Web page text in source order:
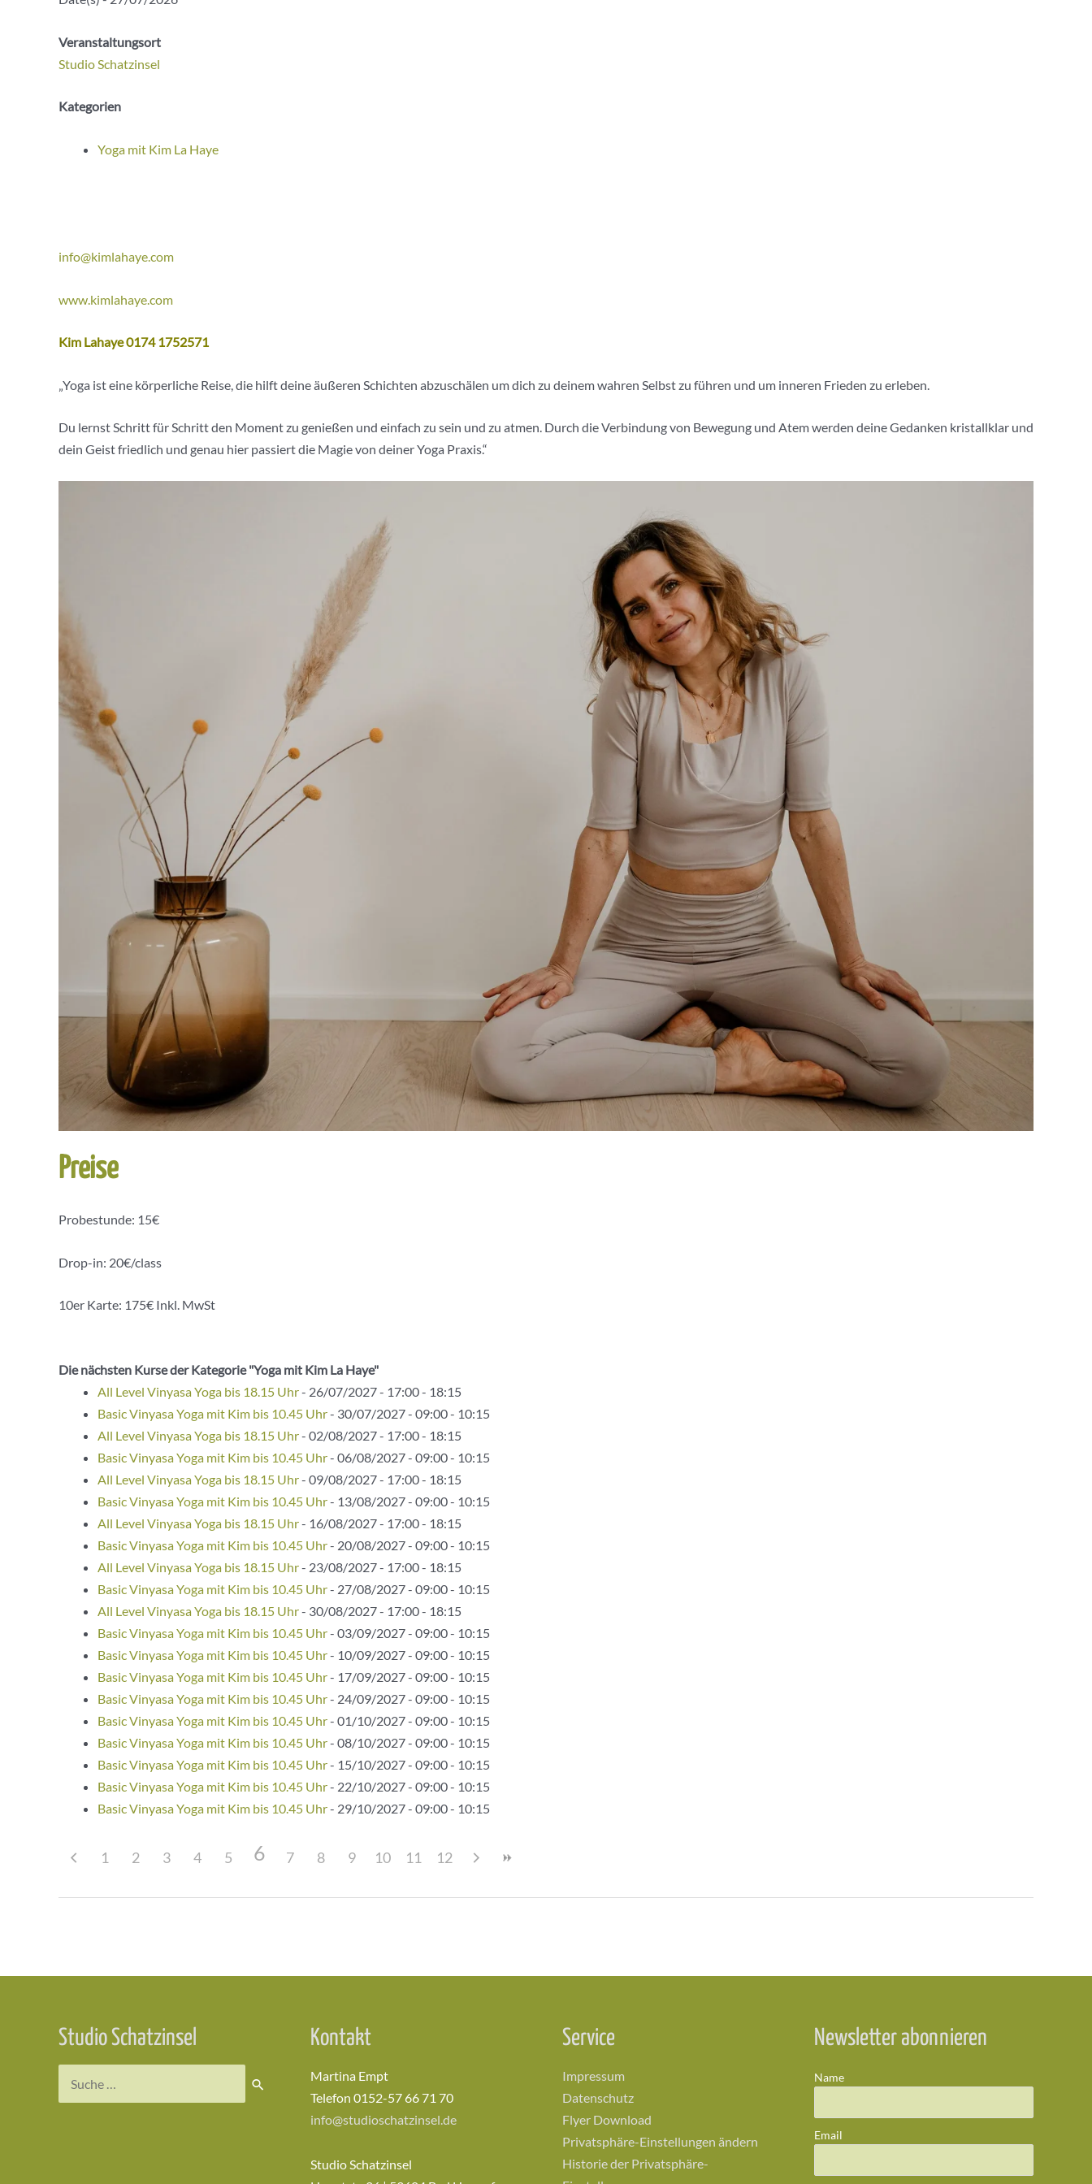
Veranstaltungsort
Studio Schatzinsel
Kategorien
Yoga mit Kim La Haye
info@kimlahaye.com
www.kimlahaye.com
Kim Lahaye 0174 1752571
„Yoga ist eine körperliche Reise, die hilft deine äußeren Schichten abzuschälen um dich zu deinem wahren Selbst zu führen und um inneren Frieden zu erleben.
Du lernst Schritt für Schritt den Moment zu genießen und einfach zu sein und zu atmen. Durch die Verbindung von Bewegung und Atem werden deine Gedanken kristallklar und
dein Geist friedlich und genau hier passiert die Magie von deiner Yoga Praxis.“
Preise
Probestunde: 15€
Drop-in: 20€/class
10er Karte: 175€ Inkl. MwSt
Die nächsten Kurse der Kategorie "Yoga mit Kim La Haye"
All Level Vinyasa Yoga bis 18.15 Uhr- 26/07/2027 - 17:00 - 18:15
Basic Vinyasa Yoga mit Kim bis 10.45 Uhr- 30/07/2027 - 09:00 - 10:15
All Level Vinyasa Yoga bis 18.15 Uhr- 02/08/2027 - 17:00 - 18:15
Basic Vinyasa Yoga mit Kim bis 10.45 Uhr- 06/08/2027 - 09:00 - 10:15
All Level Vinyasa Yoga bis 18.15 Uhr- 09/08/2027 - 17:00 - 18:15
Basic Vinyasa Yoga mit Kim bis 10.45 Uhr- 13/08/2027 - 09:00 - 10:15
All Level Vinyasa Yoga bis 18.15 Uhr- 16/08/2027 - 17:00 - 18:15
Basic Vinyasa Yoga mit Kim bis 10.45 Uhr- 20/08/2027 - 09:00 - 10:15
All Level Vinyasa Yoga bis 18.15 Uhr- 23/08/2027 - 17:00 - 18:15
Basic Vinyasa Yoga mit Kim bis 10.45 Uhr- 27/08/2027 - 09:00 - 10:15
All Level Vinyasa Yoga bis 18.15 Uhr- 30/08/2027 - 17:00 - 18:15
Basic Vinyasa Yoga mit Kim bis 10.45 Uhr- 03/09/2027 - 09:00 - 10:15
Basic Vinyasa Yoga mit Kim bis 10.45 Uhr- 10/09/2027 - 09:00 - 10:15
Basic Vinyasa Yoga mit Kim bis 10.45 Uhr- 17/09/2027 - 09:00 - 10:15
Basic Vinyasa Yoga mit Kim bis 10.45 Uhr- 24/09/2027 - 09:00 - 10:15
Basic Vinyasa Yoga mit Kim bis 10.45 Uhr- 01/10/2027 - 09:00 - 10:15
Basic Vinyasa Yoga mit Kim bis 10.45 Uhr- 08/10/2027 - 09:00 - 10:15
Basic Vinyasa Yoga mit Kim bis 10.45 Uhr- 15/10/2027 - 09:00 - 10:15
Basic Vinyasa Yoga mit Kim bis 10.45 Uhr- 22/10/2027 - 09:00 - 10:15
Basic Vinyasa Yoga mit Kim bis 10.45 Uhr- 29/10/2027 - 09:00 - 10:15
1 2 3 4 5 6 7 8 9 10 11 12
Studio Schatzinsel Kontakt
Martina Empt
Telefon 0152-57 66 71 70
info@studioschatzinsel.de
Studio Schatzinsel
Service
Impressum
Datenschutz
Flyer Download
Privatsphäre-Einstellungen ändern
Historie der Privatsphäre-
Newsletter abonnieren
Name
Email